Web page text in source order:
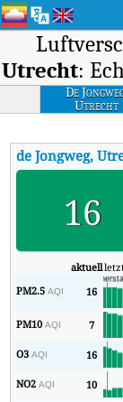
Utrecht:
De
Utrecht
de Jongweg,
16
aktuell
PM2.5AQI 16
PM10AQI 7
O3AQI 16
NO2AQI 10